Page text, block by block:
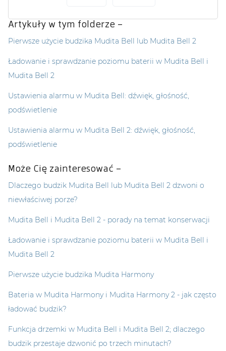
Artykuły w tym folderze –
Pierwsze użycie budzika Mudita Bell lub Mudita Bell 2
Ładowanie i sprawdzanie poziomu baterii w Mudita Bell i
Mudita Bell 2
Ustawienia alarmu w Mudita Bell: dźwięk, głośność,
podświetlenie
Ustawienia alarmu w Mudita Bell 2: dźwięk, głośność,
podświetlenie
Może Cię zainteresować –
Dlaczego budzik Mudita Bell lub Mudita Bell 2 dzwoni o
niewłaściwej porze?
Mudita Bell i Mudita Bell 2 - porady na temat konserwacji
Ładowanie i sprawdzanie poziomu baterii w Mudita Bell i
Mudita Bell 2
Pierwsze użycie budzika Mudita Harmony
Bateria w Mudita Harmony i Mudita Harmony 2 - jak często
ładować budzik?
Funkcja drzemki w Mudita Bell i Mudita Bell 2; dlaczego
budzik przestaje dzwonić po trzech minutach?